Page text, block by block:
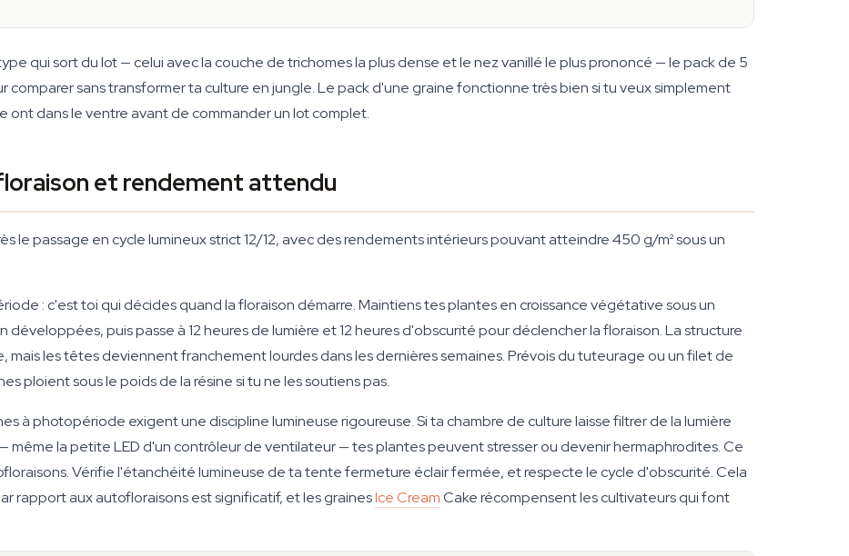
qui sort du lot — celui avec la couche de trichomes la plus dense et le nez vanillé le plus prononcé — le pack de 5
sans transformer ta culture en jungle. Le pack d'une graine fonctionne très bien si tu veux simplement
ont dans le ventre avant de commander un lot complet.
et rendement attendu
le passage en cycle lumineux strict 12/12, avec des rendements intérieurs pouvant atteindre 450 g/m² sous un
: c'est toi qui décides quand la floraison démarre. Maintiens tes plantes en croissance végétative sous un
développées, puis passe à 12 heures de lumière et 12 heures d'obscurité pour déclencher la floraison. La structure
les têtes deviennent franchement lourdes dans les dernières semaines. Prévois du tuteurage ou un filet de
ploient sous le poids de la résine si tu ne les soutiens pas.
à photopériode exigent une discipline lumineuse rigoureuse. Si ta chambre de culture laisse filtrer de la lumière
même la petite LED d'un contrôleur de ventilateur — tes plantes peuvent stresser ou devenir hermaphrodites. Ce
Vérifie l'étanchéité lumineuse de ta tente fermeture éclair fermée, et respecte le cycle d'obscurité. Cela
rapport aux autofloraisons est significatif, et les grainesIce CreamCake récompensent les cultivateurs qui font